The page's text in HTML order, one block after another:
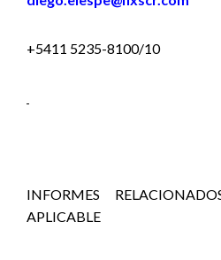
+5411 5235-8100/10
INFORMES
APLICABLE